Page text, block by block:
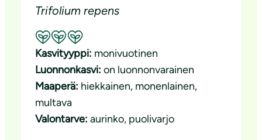
Trifolium repens
Suositeltavuus: Erinomainen pölyttäjäkasvi
Kasvityyppi: monivuotinen
Luonnonkasvi: on luonnonvarainen
Maaperä: hiekkainen, monenlainen
multava
Valontarve: aurinko, puolivarjo